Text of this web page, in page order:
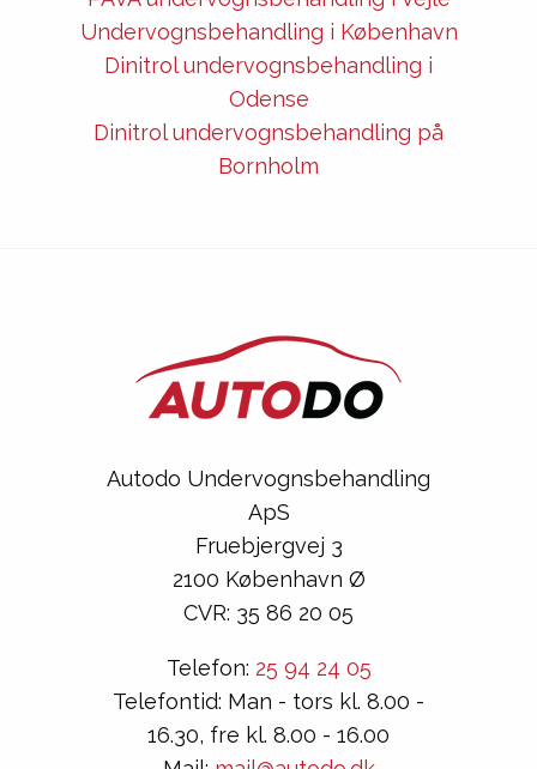
Undervognsbehandling i København
Dinitrol undervognsbehandling i
Odense
Dinitrol undervognsbehandling på
Bornholm
Autodo Undervognsbehandling
ApS
Fruebjergvej 3
2100 København Ø
CVR: 35 86 20 05
Telefon: 25 94 24 05
Telefontid: Man - tors kl. 8.00 -
16.30, fre kl. 8.00 - 16.00